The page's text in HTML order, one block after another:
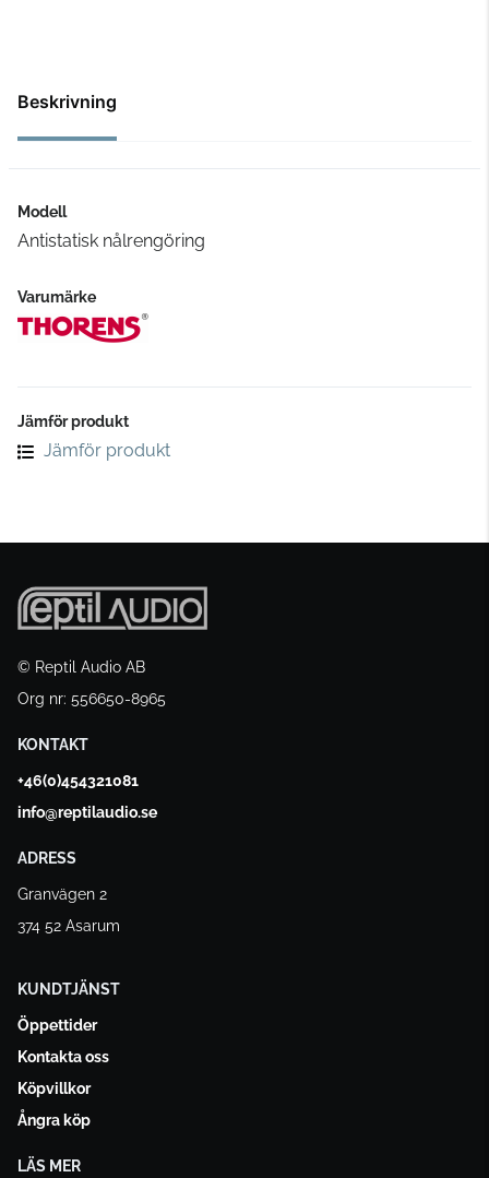
Beskrivning
Modell
Antistatisk nålrengöring
Varumärke
Jämför produkt
Jämför produkt
© Reptil Audio AB
Org nr: 556650-8965
KONTAKT
+46(0)454321081
info@reptilaudio.se
ADRESS
Granvägen 2
374 52 Asarum
KUNDTJÄNST
Öppettider
Kontakta oss
Köpvillkor
Ångra köp
LÄS MER